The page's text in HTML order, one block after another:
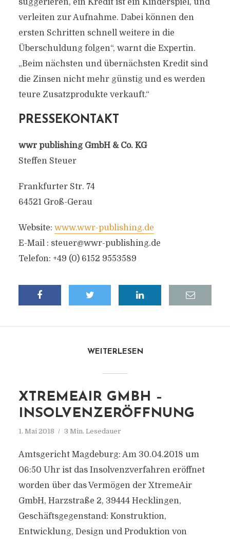
suggerieren, ein Kredit ist ein Kinderspiel, und
verleiten zur Aufnahme. Dabei können den
ersten Schritten schnell weitere in die
Überschuldung folgen“, warnt die Expertin.
„Beim nächsten und übernächsten Kredit sind
die Zinsen nicht mehr günstig und es werden
teure Zusatzprodukte verkauft.“
PRESSEKONTAKT
wwr publishing GmbH & Co. KG
Steffen Steuer
Frankfurter Str. 74
64521 Groß-Gerau
Website: www.wwr-publishing.de
E-Mail : steuer@wwr-publishing.de
Telefon: +49 (0) 6152 9553589
WEITERLESEN
XTREMEAIR GMBH –
INSOLVENZERÖFFNUNG
1. Mai 2018 3 Min. Lesedauer
Amtsgericht Magdeburg: Am 30.04.2018 um
06:50 Uhr ist das Insolvenzverfahren eröffnet
worden über das Vermögen der XtremeAir
GmbH, Harzstraße 2, 39444 Hecklingen,
Geschäftsgegenstand: Konstruktion,
Entwicklung, Design und Produktion von